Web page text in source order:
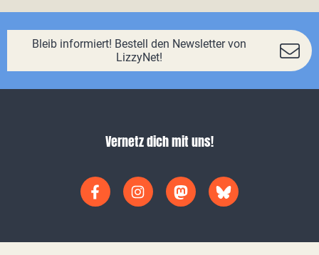
Bleib informiert! Bestell den Newsletter von
LizzyNet!
Vernetz dich mit uns!